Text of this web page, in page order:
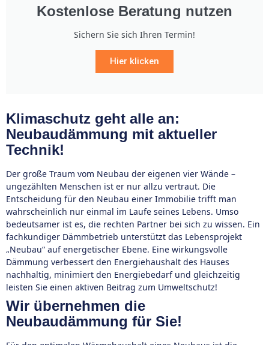
Kostenlose Beratung nutzen
Sichern Sie sich Ihren Termin!
Hier klicken
Klimaschutz geht alle an:
Neubaudämmung mit aktueller
Technik!
Der große Traum vom Neubau der eigenen vier Wände –
ungezählten Menschen ist er nur allzu vertraut. Die
Entscheidung für den Neubau einer Immobilie trifft man
wahrscheinlich nur einmal im Laufe seines Lebens. Umso
bedeutsamer ist es, die rechten Partner bei sich zu wissen. Ein
fachkundiger Dämmbetrieb unterstützt das Lebensprojekt
„Neubau“ auf energetischer Ebene. Eine wirkungsvolle
Dämmung verbessert den Energiehaushalt des Hauses
nachhaltig, minimiert den Energiebedarf und gleichzeitig
leisten Sie einen aktiven Beitrag zum Umweltschutz!
Wir übernehmen die
Neubaudämmung für Sie!